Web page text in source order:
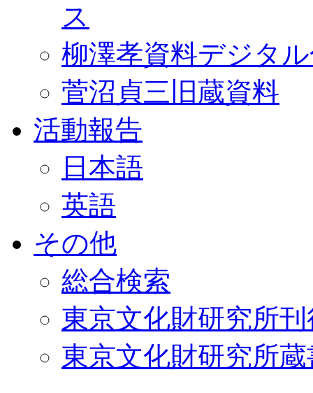
ス
柳澤孝資料デジタ
菅沼貞三旧蔵資料
活動報告
日本語
英語
その他
総合検索
東京文化財研究所
東京文化財研究所